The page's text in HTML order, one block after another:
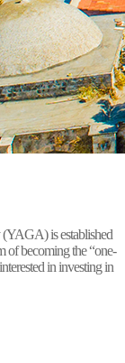
is established
of becoming the “one-
in investing in